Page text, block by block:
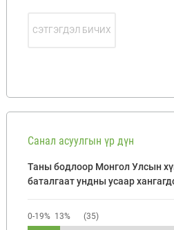
СЭТГЭГДЭЛ БИЧИХ
Санал асуулгын үр дүн
Таны бодлоор Монгол Улсын
баталгаат ундны усаар
0-19% 13% (35)